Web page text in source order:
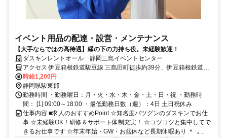
イベント用品の配達・設営・メンテナンス
【大手ならではの高待遇】縁の下の力持ち役。未経験歓迎！
ダスキンレントオール 静岡三島イベントセンター
アクセス 伊豆箱根鉄道駿豆線 三島田町徒歩約39分、伊豆箱根鉄道駿
豆線 三島広小路徒歩約40分 三島二日町駅より車で10分
時給1,200円
静岡県駿東郡
勤務時間 ・勤務曜日：月・火・水・木・金・土・日・祝 ・勤務時
間： [1] 09:00～18:00 ・最低勤務日数（週）：4日 土日祝休み
仕事内容 ■求人のおすすめPoint ☆知名度バツグンのダスキンでお仕
事 ☆未経験OK！研修＆サポート体制充実！ ☆コツコツと集中してで
きるお仕事です ☆年末年始・GW・お盆休など長期休暇あり ＊･｡...